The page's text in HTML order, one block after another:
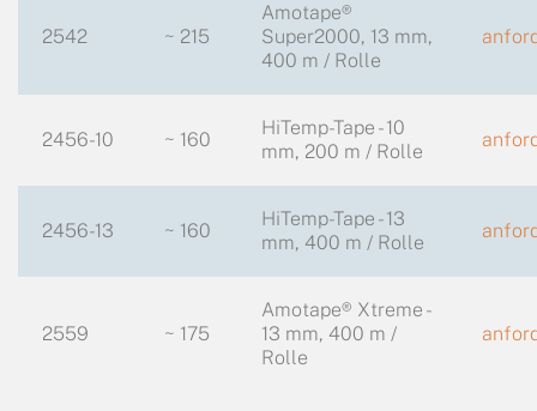
2542 ~ 215
Amotape®
Super2000, 13 mm,
400 m / Rolle
2456-10 ~ 160
HiTemp-Tape - 10
mm, 200 m / Rolle
2456-13 ~ 160
HiTemp-Tape - 13
mm, 400 m / Rolle
2559 ~ 175
Amotape® Xtreme -
13 mm, 400 m /
Rolle